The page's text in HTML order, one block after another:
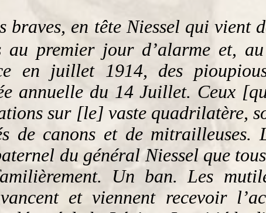
en tête Niessel qui vient
au premier jour d’alarme et,
en juillet 1914, des
annuelle du 14 Juillet. Ceux
sur [le] vaste quadrilatère,
de canons et de mitrailleuses.
du général Niessel que
Un ban. Les
et viennent recevoir